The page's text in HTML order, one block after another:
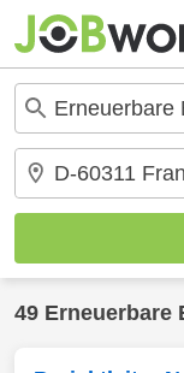
49 Erneuerbare